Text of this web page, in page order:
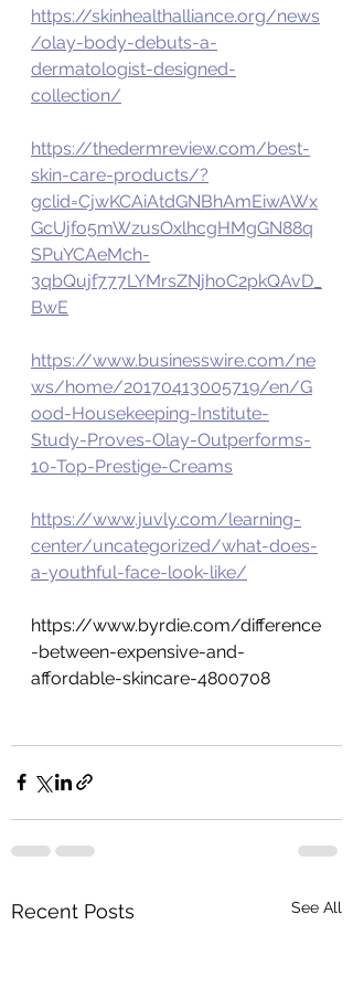
https://skinhealthalliance.org/news
/olay-body-debuts-a-
dermatologist-designed-
collection/
https://thedermreview.com/best-
skin-care-products/?
gclid=CjwKCAiAtdGNBhAmEiwAWx
GcUjfo5mWzusOxlhcgHMgGN88q
SPuYCAeMch-
3qbQujf777LYMrsZNjhoC2pkQAvD_
BwE
https://www.businesswire.com/ne
ws/home/20170413005719/en/G
ood-Housekeeping-Institute-
Study-Proves-Olay-Outperforms-
10-Top-Prestige-Creams
https://www.juvly.com/learning-
center/uncategorized/what-does-
a-youthful-face-look-like/
https://www.byrdie.com/difference
-between-expensive-and-
affordable-skincare-4800708
Recent Posts See All